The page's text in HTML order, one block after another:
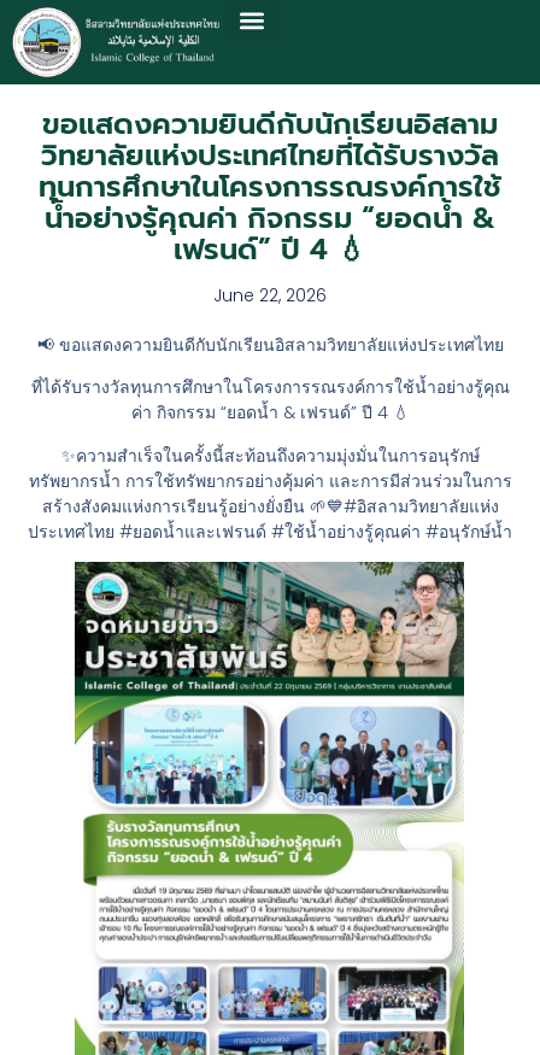
ขอแสดงความยินดีกับนักเรียนอิสลาม
วิทยาลัยแห่งประเทศไทยที่ได้รับรางวัล
ทุนการศึกษาในโครงการรณรงค์การใช้
น้ำอย่างรู้คุณค่า กิจกรรม “ยอดน้ำ &
เฟรนด์” ปี 4 💧
June 22, 2026
📢 ขอแสดงความยินดีกับนักเรียนอิสลามวิทยาลัยแห่งประเทศไทย
ที่ได้รับรางวัลทุนการศึกษาในโครงการรณรงค์การใช้น้ำอย่างรู้คุณ
ค่า กิจกรรม “ยอดน้ำ & เฟรนด์” ปี 4 💧
✨ความสำเร็จในครั้งนี้สะท้อนถึงความมุ่งมั่นในการอนุรักษ์
ทรัพยากรน้ำ การใช้ทรัพยากรอย่างคุ้มค่า และการมีส่วนร่วมในการ
สร้างสังคมแห่งการเรียนรู้อย่างยั่งยืน 🌱💙#อิสลามวิทยาลัยแห่ง
ประเทศไทย #ยอดน้ำและเฟรนด์ #ใช้น้ำอย่างรู้คุณค่า #อนุรักษ์น้ำ